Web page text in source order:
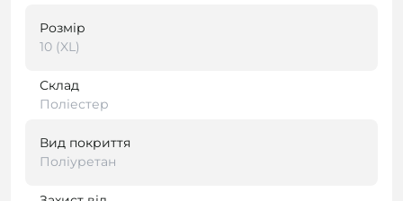
Розмір
10 (XL)
Склад
Поліестер
Вид покриття
Поліуретан